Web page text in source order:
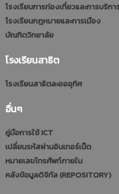
โรงเรียนการท่องเที่ยวและการบริกา
โรงเรียนกฎหมายและการเมือง
บัณฑิตวิทยาลัย
โรงเรียนสาธิต
โรงเรียนสาธิตละอออุทิศ
อื่นๆ
คู่มือการใช้ ICT
เปลี่ยนรหัสผ่านอินเทอร์เน็ต
หมายเลขโทรศัพท์ภายใน
คลังข้อมูลดิจิทัล (REPOSITORY)